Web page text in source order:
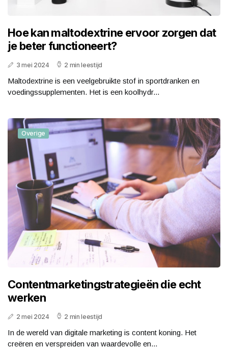
Hoe kan maltodextrine ervoor zorgen dat
je beter functioneert?
3 mei 2024 2 min leestijd
Maltodextrine is een veelgebruikte stof in sportdranken en
voedingssupplementen. Het is een koolhydr...
Overige
Contentmarketingstrategieën die echt
werken
2 mei 2024 2 min leestijd
In de wereld van digitale marketing is content koning. Het
creëren en verspreiden van waardevolle en...